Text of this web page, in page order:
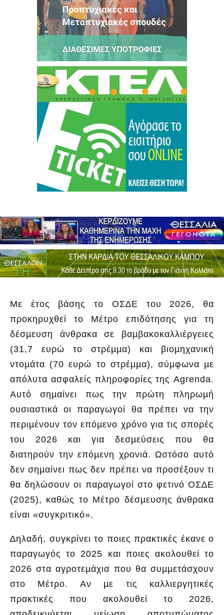
Με έτος βάσης το ΟΣ∆Ε του 2026, θα
προκηρυχθεί το Μέτρο επιδότησης για τη
δέσµευση άνθρακα σε βαµβακοκαλλιέργειες
(31,7 ευρώ το στρέµµα) και βιοµηχανική
ντοµάτα (70 ευρώ το στρέµµα), σύµφωνα µε
απόλυτα ασφαλείς πληροφορίες της Agrenda.
Αυτό σηµαίνει πως την πρώτη πληρωµή
ουσιαστικά οι παραγωγοί θα πρέπει να την
περιµένουν τον επόµενο χρόνο για τις σπορές
του 2026 και για δεσµεύσεις που θα
διατηρούν την επόµενη χρονιά. Ωστόσο αυτό
δεν σηµαίνει πως δεν πρέπει να προσέξουν τι
θα δηλώσουν οι παραγωγοί στο φετινό ΟΣ∆Ε
(2025), καθώς το Μέτρο δέσµευσης άνθρακα
είναι «συγκριτικό».
∆ηλαδή, συγκρίνει το ποιες πρακτικές έκανε ο
παραγωγός το 2025 και ποιες ακολουθεί το
2026 στα αγροτεµάχια που θα συµµετάσχουν
στο Μέτρο. Αν µε τις καλλιεργητικές
πρακτικές που ακολουθεί το 2026,